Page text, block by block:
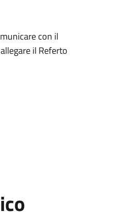
con il
il Referto